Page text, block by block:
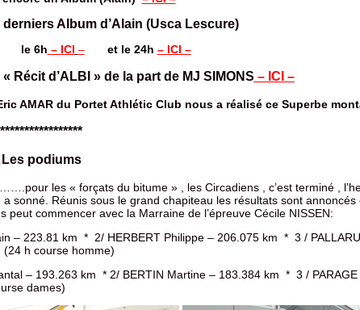
derniers Album d’Alain (Usca Lescure)
– ICI – et le 24h – ICI –
« Récit d’ALBI » de la part de MJ SIMONS – ICI –
AMAR du Portet Athlétic Club nous a réalisé ce Superbe
podiums
les « forçats du bitume » , les Circadiens , c’est terminé ,
a sonné. Réunis sous le grand chapiteau les résultats sont annoncés
peut commencer avec la Marraine de l’épreuve Cécile NISSEN:
– 223.81 km * 2/ HERBERT Philippe – 206.075 km * 3 /
h course homme)
– 193.263 km * 2/ BERTIN Martine – 183.384 km * 3 /
dames)